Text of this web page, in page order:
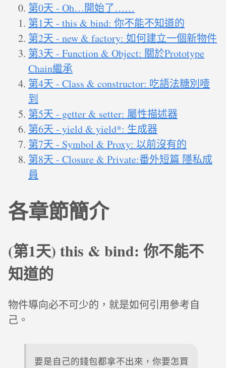
第0天 - Oh…開始了……
第1天 - this & bind: 你不能不知道的
第2天 - new & factory: 如何建立一個新物件
第3天 - Function & Object: 關於Prototype
Chain繼承
第4天 - Class & constructor: 吃語法糖別噎
到
第5天 - getter & setter: 屬性描述器
第6天 - yield & yield*: 生成器
第7天 - Symbol & Proxy: 以前沒有的
第8天 - Closure & Private:番外短篇 隱私成
員
各章節簡介
(第1天) this & bind: 你不能不
知道的
物件導向必不可少的，就是如何引用參考自
己。
要是自己的錢包都拿不出來，你要怎買